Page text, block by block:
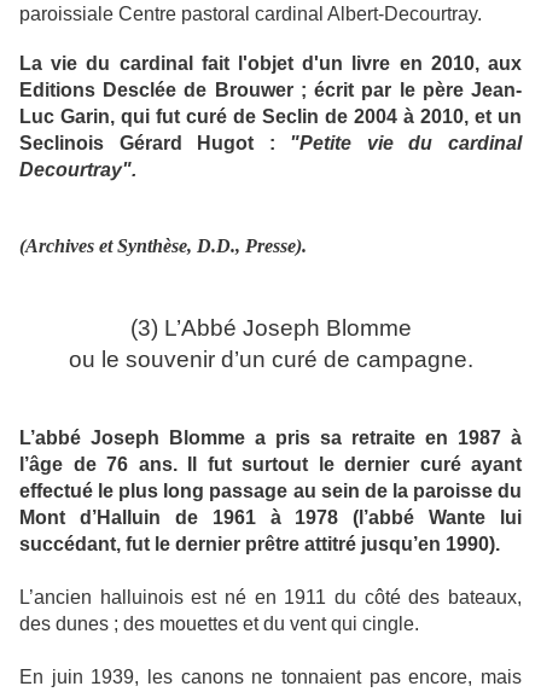
paroissiale Centre pastoral cardinal Albert-Decourtray.
La vie du cardinal fait l'objet d'un livre en 2010, aux
Editions Desclée de Brouwer ; écrit par le père Jean-
Luc Garin, qui fut curé de Seclin de 2004 à 2010, et un
Seclinois Gérard Hugot : "Petite vie du cardinal
Decourtray".
(Archives et Synthèse, D.D., Presse).
(3) L’Abbé Joseph Blomme
ou le souvenir d’un curé de campagne.
L’abbé Joseph Blomme a pris sa retraite en 1987 à
l’âge de 76 ans. Il fut surtout le dernier curé ayant
effectué le plus long passage au sein de la paroisse du
Mont d’Halluin de 1961 à 1978 (l’abbé Wante lui
succédant, fut le dernier prêtre attitré jusqu’en 1990).
L’ancien halluinois est né en 1911 du côté des bateaux,
des dunes ; des mouettes et du vent qui cingle.
En juin 1939, les canons ne tonnaient pas encore, mais